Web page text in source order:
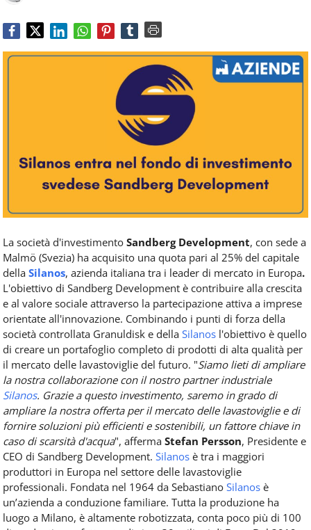
Food
Service
e
La società d'investimento Sandberg Development, con sede a
Malmö (Svezia) ha acquisito una quota pari al 25% del capitale
della Silanos, azienda italiana tra i leader di mercato in Europa.
L'obiettivo di Sandberg Development è contribuire alla crescita
e al valore sociale attraverso la partecipazione attiva a imprese
orientate all'innovazione. Combinando i punti di forza della
società controllata Granuldisk e della Silanos l'obiettivo è quello
di creare un portafoglio completo di prodotti di alta qualità per
il mercato delle lavastoviglie del futuro. "Siamo lieti di ampliare
la nostra collaborazione con il nostro partner industriale
Silanos. Grazie a questo investimento, saremo in grado di
ampliare la nostra offerta per il mercato delle lavastoviglie e di
fornire soluzioni più efficienti e sostenibili, un fattore chiave in
caso di scarsità d'acqua", afferma Stefan Persson, Presidente e
CEO di Sandberg Development. Silanos è tra i maggiori
produttori in Europa nel settore delle lavastoviglie
professionali. Fondata nel 1964 da Sebastiano Silanos è
un’azienda a conduzione familiare. Tutta la produzione ha
luogo a Milano, è altamente robotizzata, conta poco più di 100